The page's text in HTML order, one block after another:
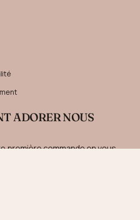
ADORER NOUS
première commande en vous